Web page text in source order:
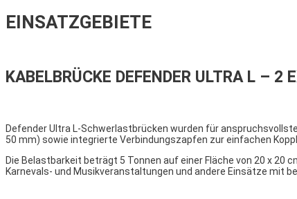
EINSATZGEBIETE
KABELBRÜCKE DEFENDER ULTRA L – 2
Defender Ultra L-Schwerlastbrücken wurden für
50 mm) sowie integrierte Verbindungszapfen zur einfachen
Die Belastbarkeit beträgt 5 Tonnen auf einer Fläche von 20 x 20
Karnevals- und Musikveranstaltungen und andere Einsätze mit